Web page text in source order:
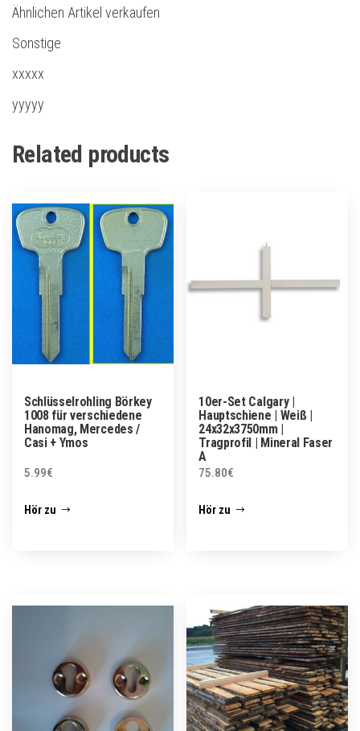
Ähnlichen Artikel verkaufen
Sonstige
xxxxx
yyyyy
Related products
Schlüsselrohling Börkey
1008 für verschiedene
Hanomag, Mercedes /
Casi + Ymos
5.99€
Hör zu
10er-Set Calgary |
Hauptschiene | Weiß |
24x32x3750mm |
Tragprofil | Mineral Faser
A
75.80€
Hör zu